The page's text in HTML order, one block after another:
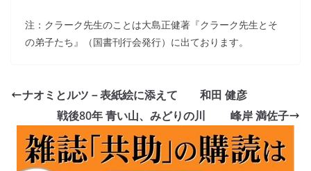
注：クラーク先生のことは大島正健著『クラーク先生とそ
の弟子たち』（国書刊行会発行）に出ております。
ナオミとルツ－表紙絵に添えて 和田 健彦
戦後80年 青い山、みどりの川 峰岸 満佐子